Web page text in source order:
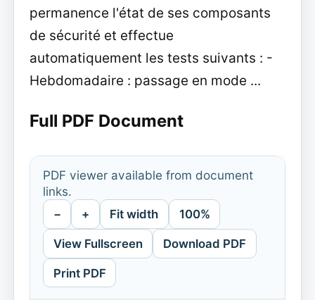
permanence l'état de ses composants
de sécurité et effectue
automatiquement les tests suivants : -
Hebdomadaire : passage en mode ...
Full PDF Document
PDF viewer available from document
links.
− + Fit width 100%
View Fullscreen Download PDF
Print PDF